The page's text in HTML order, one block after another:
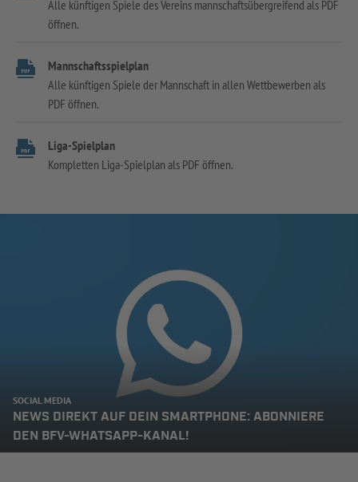
Alle künftigen Spiele des Vereins mannschaftsübergreifend als PDF
öffnen.
Mannschaftsspielplan
Alle künftigen Spiele der Mannschaft in allen Wettbewerben als
PDF öffnen.
Liga-Spielplan
Kompletten Liga-Spielplan als PDF öffnen.
SOCIAL MEDIA
NEWS DIREKT AUF DEIN SMARTPHONE: ABONNIERE
DEN BFV-WHATSAPP-KANAL!